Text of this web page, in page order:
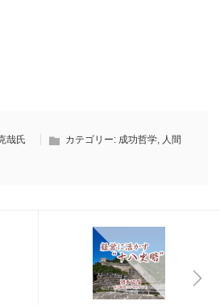
哉氏 カテゴリー: 成功哲学, 人間